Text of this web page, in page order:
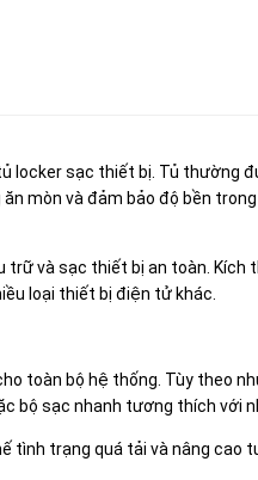
locker sạc thiết bị. Tủ thường
mòn và đảm bảo độ bền
trữ và sạc thiết bị an toàn. Kích
loại thiết bị điện tử khác.
toàn bộ hệ thống. Tùy theo
bộ sạc nhanh tương thích với
tình trạng quá tải và nâng cao